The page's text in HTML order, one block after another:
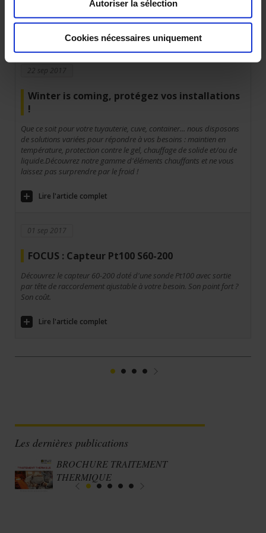
Autoriser la sélection
Cookies nécessaires uniquement
Lire l'article complet
22 sep 2017
Winter is coming, protégez vos installations
!
Que ce soit pour votre tuyauterie, cuve, container... nous disposons
de solutions variées pour répondre à vos besoins : maintien en
température, protection contre le gel, chauffage de solide et/ou de
liquide.Découvrez notre gamme d'éléments chauffants et ne vous
laissez pas surprendre par le froid !
Lire l'article complet
01 sep 2017
FOCUS : Capteur Pt100 S60-200
Découvrez le capteur 60-200 doté d'une sonde Pt100 avec sortie
par tête de raccordement ajustable à votre besoin. Son point fort ?
Son coût.
Lire l'article complet
Les dernières publications
BROCHURE TRAITEMENT
THERMIQUE